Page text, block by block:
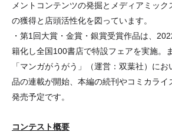
メントコンテンツの発掘とメディアミッ
の獲得と店頭活性化を図っています。
・第1回大賞・金賞・銀賞受賞作品は、
籍化し全国100書店で特設フェアを実施。
「マンガがうがう」（運営：双葉社）に
品の連載が開始、本編の続刊やコミカライ
発売予定です。
コンテスト概要